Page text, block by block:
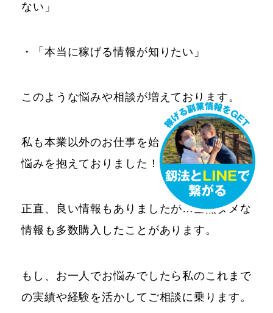
ない」
・「本当に稼げる情報が知りたい」
このような悩みや相談が増えております。
私も本業以外のお仕事を始めた際には同様の
悩みを抱えておりました！
正直、良い情報もありましたが…全然ダメな
情報も多数購入したことがあります。
もし、お一人でお悩みでしたら私のこれまで
の実績や経験を活かしてご相談に乗ります。